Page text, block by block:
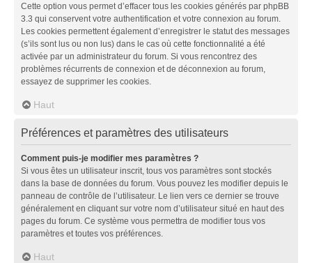
Cette option vous permet d’effacer tous les cookies générés par phpBB
3.3 qui conservent votre authentification et votre connexion au forum.
Les cookies permettent également d’enregistrer le statut des messages
(s’ils sont lus ou non lus) dans le cas où cette fonctionnalité a été
activée par un administrateur du forum. Si vous rencontrez des
problèmes récurrents de connexion et de déconnexion au forum,
essayez de supprimer les cookies.
Haut
Préférences et paramètres des utilisateurs
Comment puis-je modifier mes paramètres ?
Si vous êtes un utilisateur inscrit, tous vos paramètres sont stockés
dans la base de données du forum. Vous pouvez les modifier depuis le
panneau de contrôle de l’utilisateur. Le lien vers ce dernier se trouve
généralement en cliquant sur votre nom d’utilisateur situé en haut des
pages du forum. Ce système vous permettra de modifier tous vos
paramètres et toutes vos préférences.
Haut